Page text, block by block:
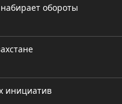
обороты
инициатив